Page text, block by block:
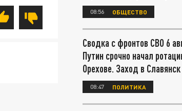
08:56 ОБЩЕСТВО
Сводка с фронтов СВО 6
Путин срочно начал
Орехове. Заход в
08:47 ПОЛИТИКА